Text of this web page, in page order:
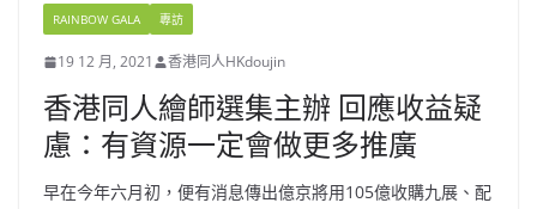
RAINBOW GALA 專訪
19 12 月, 2021 香港同人HKdoujin
香港同人繪師選集主辦 回應收益疑
慮：有資源一定會做更多推廣
早在今年六月初，便有消息傳出億京將用105億收購九展、配